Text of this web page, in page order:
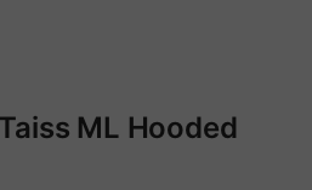
ML Hooded